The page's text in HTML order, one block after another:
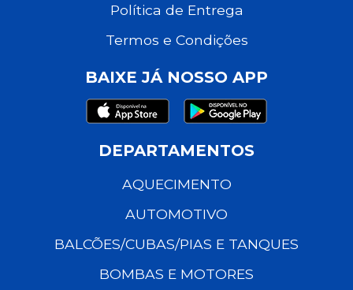
Política de Entrega
Termos e Condições
BAIXE JÁ NOSSO APP
DEPARTAMENTOS
AQUECIMENTO
AUTOMOTIVO
BALCÕES/CUBAS/PIAS E TANQUES
BOMBAS E MOTORES